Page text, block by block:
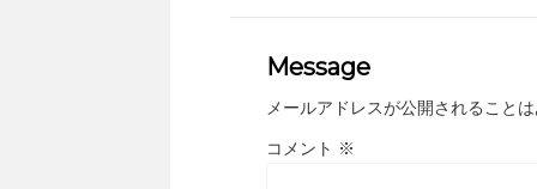
Message
メールアドレスが公開されること
コメント ※